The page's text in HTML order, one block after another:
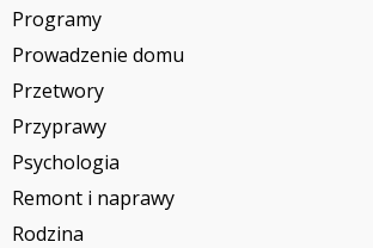
Programy
Prowadzenie domu
Przetwory
Przyprawy
Psychologia
Remont i naprawy
Rodzina